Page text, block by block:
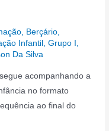
Berçário
Infantil ,Grupo I
Da Silva
acompanhando a
no formato
ao final do